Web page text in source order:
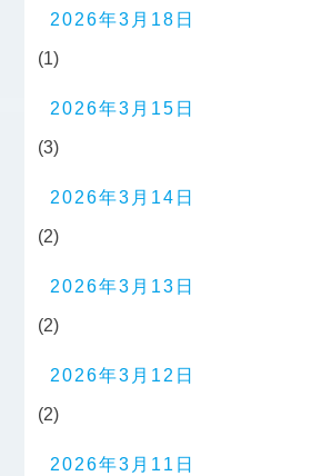
2026年3月18日
(1)
2026年3月15日
(3)
2026年3月14日
(2)
2026年3月13日
(2)
2026年3月12日
(2)
2026年3月11日